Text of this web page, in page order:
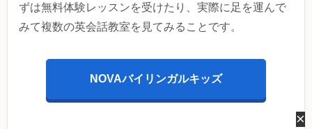
ずは無料体験レッスンを受けたり、実際に足を運んで
みて複数の英会話教室を見てみることです。
NOVAバイリンガルキッズ
×